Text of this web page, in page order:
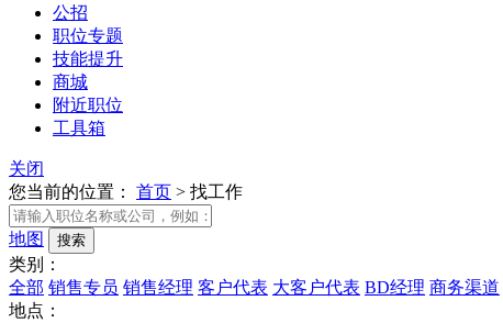
公招
职位专题
技能提升
商城
附近职位
工具箱
关闭
您当前的位置： 首页 > 找工作
地图
类别：
全部 销售专员 销售经理 客户代表 大客户代表 BD经理 商务渠道
地点：